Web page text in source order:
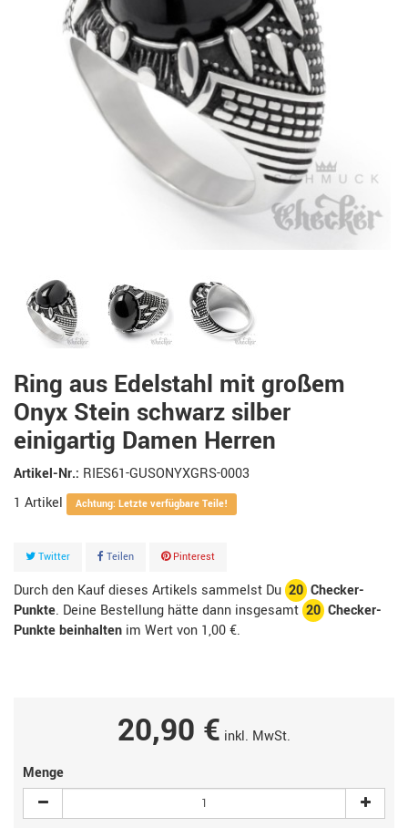
Ring aus Edelstahl mit großem
Onyx Stein schwarz silber
einigartig Damen Herren
Artikel-Nr.: RIES61-GUSONYXGRS-0003
1 Artikel Achtung: Letzte verfügbare Teile!
Twitter Teilen Pinterest
Durch den Kauf dieses Artikels sammelst Du 20 Checker-
Punkte. Deine Bestellung hätte dann insgesamt 20 Checker-
Punkte beinhalten im Wert von 1,00 €.
20,90 € inkl. MwSt.
Menge